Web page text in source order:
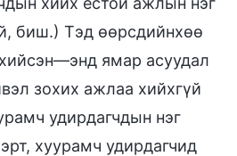
биш.) Тэд өөрсдийнхөө
ямар асуудал
зохих ажлаа хийхгүй
удирдагчдын нэг
хуурамч удирдагчид